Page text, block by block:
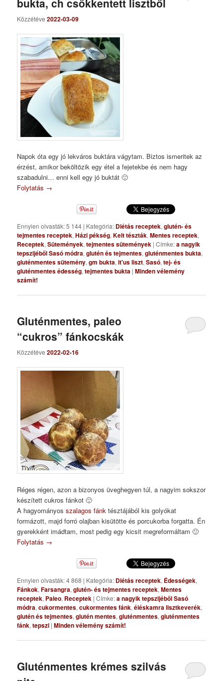
bukta, ch csökkentett lisztből
Közzétéve2022-03-09
Napok óta egy jó lekváros buktára vágytam. Biztos ismeritek az
érzést, amikor beköltözik egy étel a fejetekbe és nem hagy
szabadulni… enni kell egy jó buktát 🙂
Folytatás →
Ennyien olvasták: 5 144 | Kategória: Diétás receptek,glutén- és
tejmentes receptek,Házi pékség,Kelt tészták,Mentes receptek,
Receptek,Sütemények,tejmentes sütemények |Címke:a nagyik
tepszijéből Sasó módra,glutén és tejmentes,gluténmentes bukta,
gluténmentes sütemény,gm bukta,it'us liszt,Sasó,tej- és
gluténmentes édesség,tejmentes bukta |Minden vélemény
számít!
Gluténmentes, paleo
“cukros” fánkocskák
Közzétéve2022-02-16
Réges régen, azon a bizonyos üveghegyen túl, a nagyim sokszor
készített cukros fánkot 🙂
A hagyományosszalagos fánk tésztájából kis golyókat
formázott, majd forró olajban kisütötte és porcukorba forgatta. Én
gyerekként imádtam, most pedig egy kicsit megreformáltam 🙂
Folytatás →
Ennyien olvasták: 4 868 | Kategória: Diétás receptek, Édességek,
Fánkok,Farsangra,glutén- és tejmentes receptek,Mentes
receptek, Paleo, Receptek |Címke:a nagyik tepszijéből Sasó
módra,cukormentes,cukormentes fánk,éléskamra lisztkeverék,
glutén és tejmentes,glutén mentes,gluténmentes,gluténmentes
fánk,tepszi |Minden vélemény számít!
Gluténmentes krémes szilvás